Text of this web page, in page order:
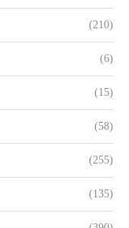
(210)
(6)
(15)
(58)
(255)
(135)